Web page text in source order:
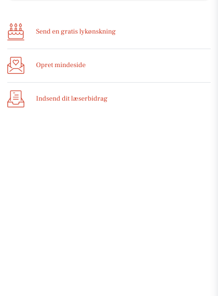
Send en gratis lykønskning
Opret mindeside
Indsend dit læserbidrag